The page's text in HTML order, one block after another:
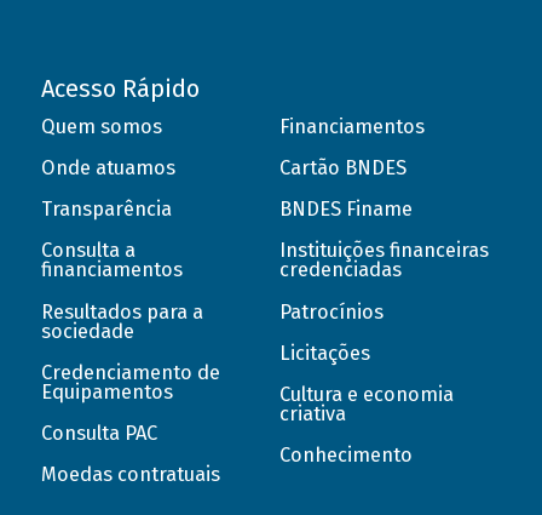
Acesso Rápido
Quem somos
Onde atuamos
Transparência
Consulta a
financiamentos
Resultados para a
sociedade
Credenciamento de
Equipamentos
Consulta PAC
Moedas contratuais
Financiamentos
Cartão BNDES
BNDES Finame
Instituições financeiras
credenciadas
Patrocínios
Licitações
Cultura e economia
criativa
Conhecimento